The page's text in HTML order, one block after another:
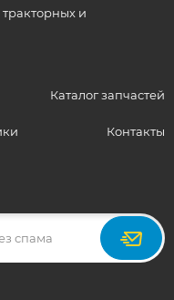
и
Каталог запчастей
Контакты